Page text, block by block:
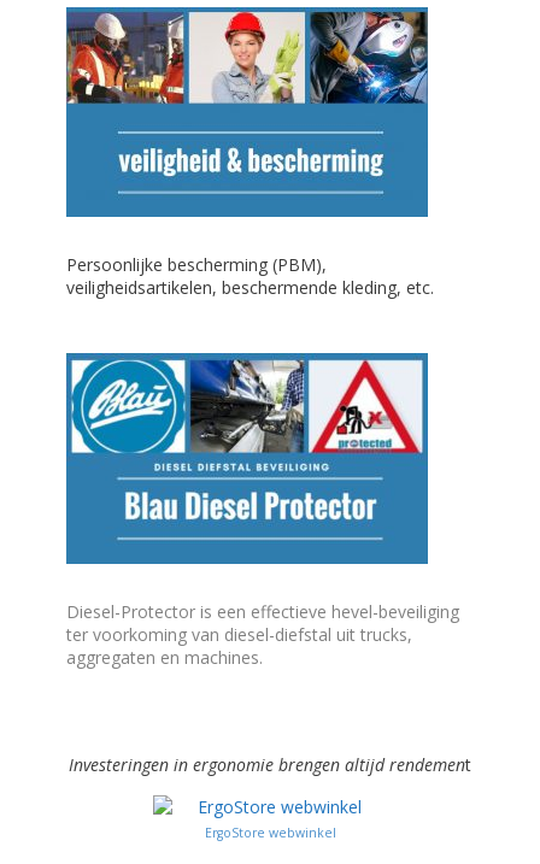
Persoonlijke bescherming (PBM),
veiligheidsartikelen, beschermende kleding, etc.
Diesel-Protector is een effectieve hevel-beveiliging
ter voorkoming van diesel-diefstal uit trucks,
aggregaten en machines.
Investeringen in ergonomie brengen altijd rendement
ErgoStore webwinkel